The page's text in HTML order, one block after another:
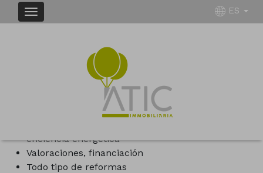
ES
- Deja de preocuparte..nosotros nos ocupamos de
Compra-venta y alquiler de todo tipo de
eficiencia energética
Valoraciones, financiación
Todo tipo de reformas